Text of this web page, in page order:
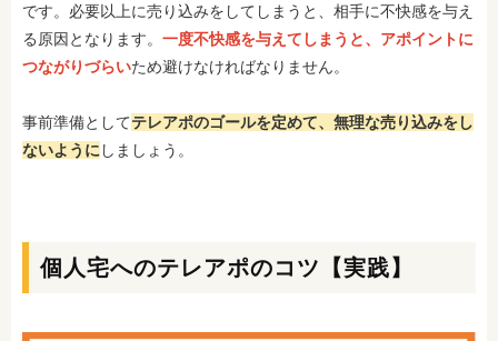
です。必要以上に売り込みをしてしまうと、相手に不快感を与え
る原因となります。 一度不快感を与えてしまうと、アポイントに
つながりづらいため避けなければなりません。
事前準備としてテレアポのゴールを定めて、無理な売り込みをし
ないように しましょう。
個人宅へのテレアポのコツ【実践】